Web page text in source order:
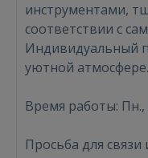
Войти
инструментами,
соответствии с
Индивидуальный
уютной атмосфере.
Время работы: Пн.,
Просьба для